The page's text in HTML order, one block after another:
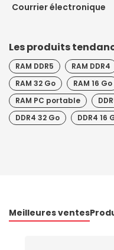
Courrier électronique
Les produits
RAM DDR5 RAM DDR4
RAM 32 Go
RAM 16 Go
RAM PC portable
DDR4 32 Go
DDR4 16
Meilleures ventes